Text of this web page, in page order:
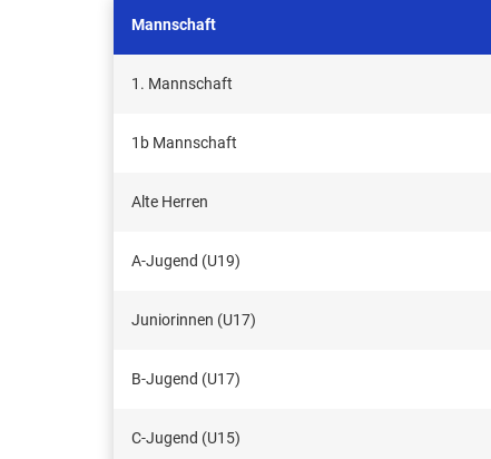
Mannschaft
1. Mannschaft
1b Mannschaft
Alte Herren
A-Jugend (U19)
Juniorinnen (U17)
B-Jugend (U17)
C-Jugend (U15)